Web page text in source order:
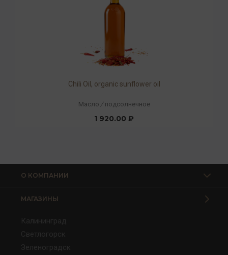
Chili Oil, organic sunflower oil
Масло / подсолнечное
1 920.00 ₽
О КОМПАНИИ
МАГАЗИНЫ
Калининград
Светлогорск
Зеленоградск